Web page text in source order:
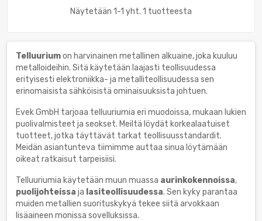
Näytetään 1-1 yht. 1 tuotteesta
Telluuriumon harvinainen metallinen alkuaine, joka kuuluu
metalloideihin. Sitä käytetään laajasti teollisuudessa
erityisesti elektroniikka- ja metalliteollisuudessa sen
erinomaisista sähköisistä ominaisuuksista johtuen.
Evek GmbH tarjoaa telluuriumia eri muodoissa, mukaan lukien
puolivalmisteet ja seokset. Meiltä löydät korkealaatuiset
tuotteet, jotka täyttävät tarkat teollisuusstandardit.
Meidän asiantunteva tiimimme auttaa sinua löytämään
oikeat ratkaisut tarpeisiisi.
Telluuriumia käytetään muun muassa aurinkokennoissa,
puolijohteissa ja lasiteollisuudessa. Sen kyky parantaa
muiden metallien suorituskykyä tekee siitä arvokkaan
lisäaineen monissa sovelluksissa.